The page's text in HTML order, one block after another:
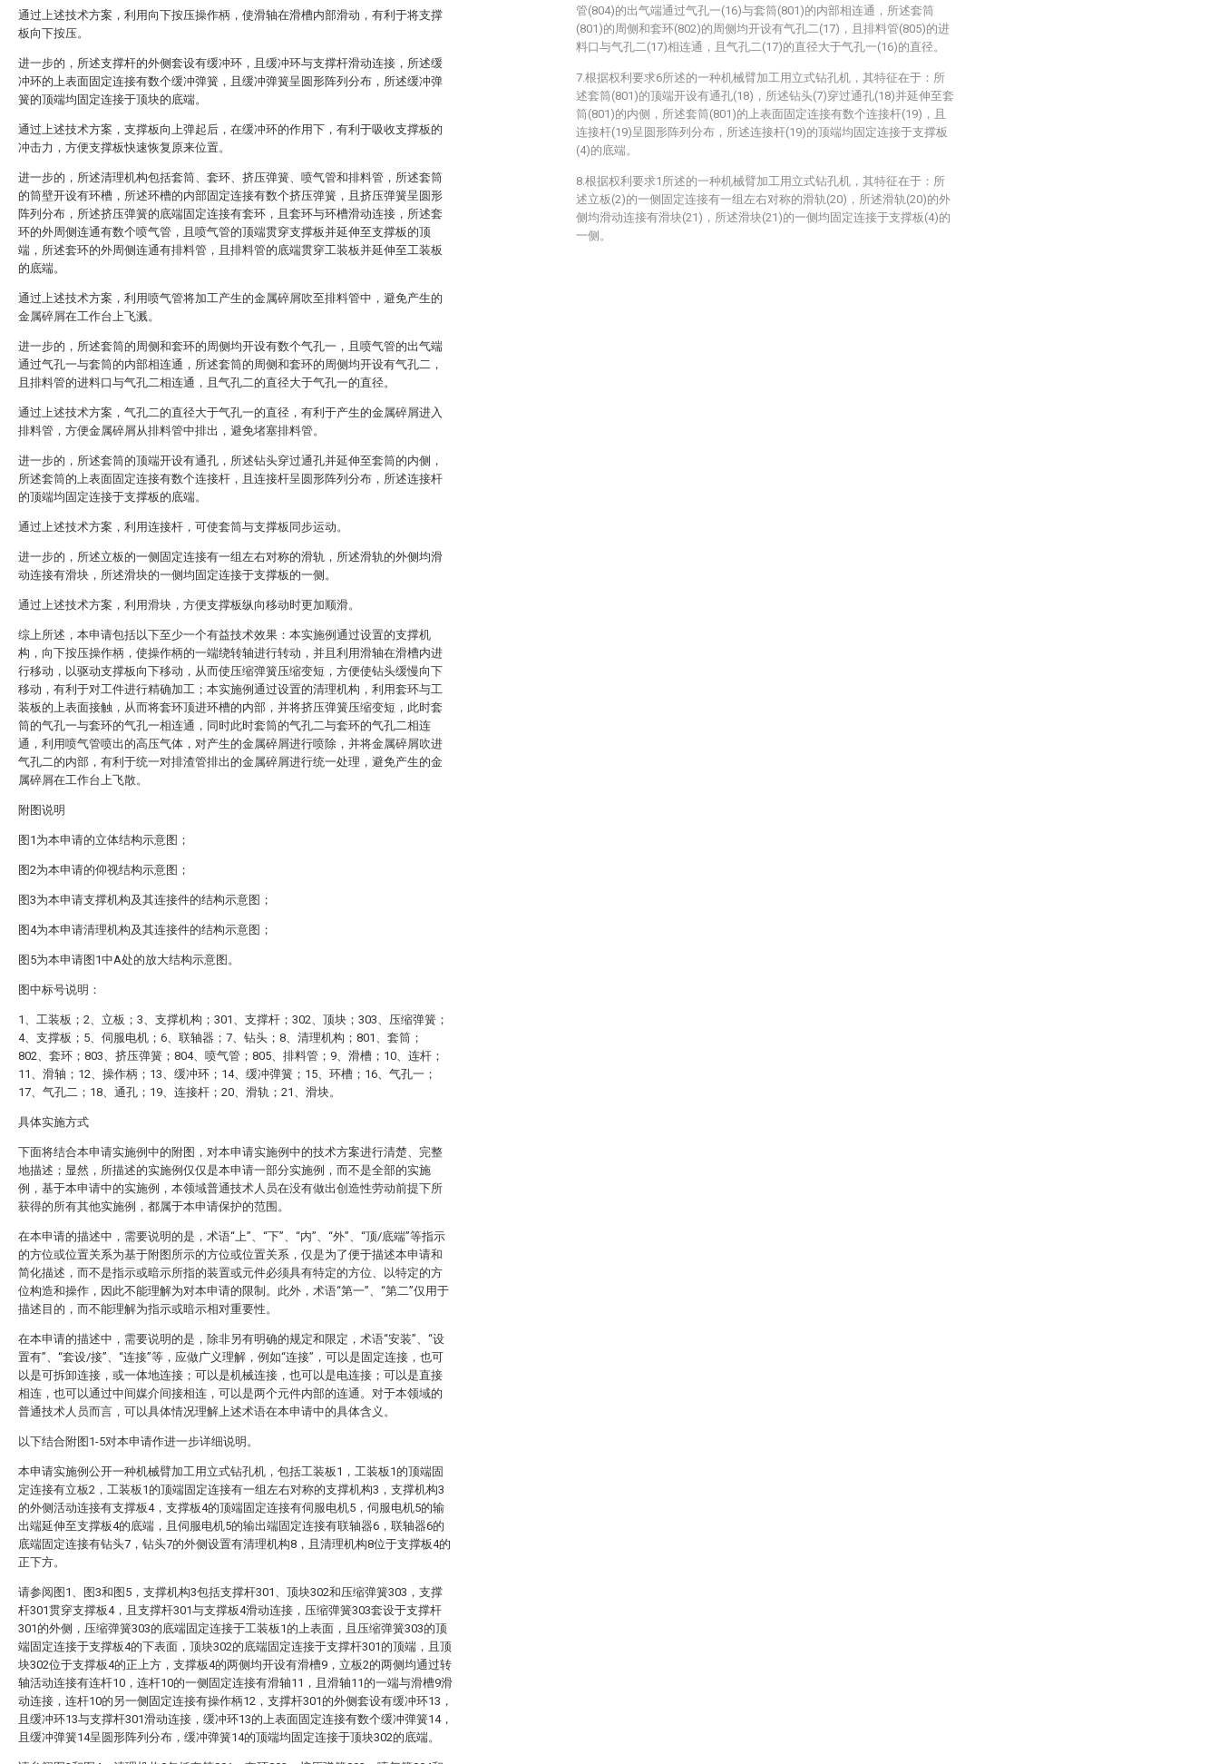
通过上述技术方案，利用向下按压操作柄，使滑轴在滑槽内部滑动，有利于将支撑
板向下按压。
进一步的，所述支撑杆的外侧套设有缓冲环，且缓冲环与支撑杆滑动连接，所述缓
冲环的上表面固定连接有数个缓冲弹簧，且缓冲弹簧呈圆形阵列分布，所述缓冲弹
簧的顶端均固定连接于顶块的底端。
通过上述技术方案，支撑板向上弹起后，在缓冲环的作用下，有利于吸收支撑板的
冲击力，方便支撑板快速恢复原来位置。
进一步的，所述清理机构包括套筒、套环、挤压弹簧、喷气管和排料管，所述套筒
的筒壁开设有环槽，所述环槽的内部固定连接有数个挤压弹簧，且挤压弹簧呈圆形
阵列分布，所述挤压弹簧的底端固定连接有套环，且套环与环槽滑动连接，所述套
环的外周侧连通有数个喷气管，且喷气管的顶端贯穿支撑板并延伸至支撑板的顶
端，所述套环的外周侧连通有排料管，且排料管的底端贯穿工装板并延伸至工装板
的底端。
通过上述技术方案，利用喷气管将加工产生的金属碎屑吹至排料管中，避免产生的
金属碎屑在工作台上飞溅。
进一步的，所述套筒的周侧和套环的周侧均开设有数个气孔一，且喷气管的出气端
通过气孔一与套筒的内部相连通，所述套筒的周侧和套环的周侧均开设有气孔二，
且排料管的进料口与气孔二相连通，且气孔二的直径大于气孔一的直径。
通过上述技术方案，气孔二的直径大于气孔一的直径，有利于产生的金属碎屑进入
排料管，方便金属碎屑从排料管中排出，避免堵塞排料管。
进一步的，所述套筒的顶端开设有通孔，所述钻头穿过通孔并延伸至套筒的内侧，
所述套筒的上表面固定连接有数个连接杆，且连接杆呈圆形阵列分布，所述连接杆
的顶端均固定连接于支撑板的底端。
通过上述技术方案，利用连接杆，可使套筒与支撑板同步运动。
进一步的，所述立板的一侧固定连接有一组左右对称的滑轨，所述滑轨的外侧均滑
动连接有滑块，所述滑块的一侧均固定连接于支撑板的一侧。
通过上述技术方案，利用滑块，方便支撑板纵向移动时更加顺滑。
综上所述，本申请包括以下至少一个有益技术效果：本实施例通过设置的支撑机
构，向下按压操作柄，使操作柄的一端绕转轴进行转动，并且利用滑轴在滑槽内进
行移动，以驱动支撑板向下移动，从而使压缩弹簧压缩变短，方便使钻头缓慢向下
移动，有利于对工件进行精确加工；本实施例通过设置的清理机构，利用套环与工
装板的上表面接触，从而将套环顶进环槽的内部，并将挤压弹簧压缩变短，此时套
筒的气孔一与套环的气孔一相连通，同时此时套筒的气孔二与套环的气孔二相连
通，利用喷气管喷出的高压气体，对产生的金属碎屑进行喷除，并将金属碎屑吹进
气孔二的内部，有利于统一对排渣管排出的金属碎屑进行统一处理，避免产生的金
属碎屑在工作台上飞散。
附图说明
图1为本申请的立体结构示意图；
图2为本申请的仰视结构示意图；
图3为本申请支撑机构及其连接件的结构示意图；
图4为本申请清理机构及其连接件的结构示意图；
图5为本申请图1中A处的放大结构示意图。
图中标号说明：
1、工装板；2、立板；3、支撑机构；301、支撑杆；302、顶块；303、压缩弹簧；
4、支撑板；5、伺服电机；6、联轴器；7、钻头；8、清理机构；801、套筒；
802、套环；803、挤压弹簧；804、喷气管；805、排料管；9、滑槽；10、连杆；
11、滑轴；12、操作柄；13、缓冲环；14、缓冲弹簧；15、环槽；16、气孔一；
17、气孔二；18、通孔；19、连接杆；20、滑轨；21、滑块。
具体实施方式
下面将结合本申请实施例中的附图，对本申请实施例中的技术方案进行清楚、完整
地描述；显然，所描述的实施例仅仅是本申请一部分实施例，而不是全部的实施
例，基于本申请中的实施例，本领域普通技术人员在没有做出创造性劳动前提下所
获得的所有其他实施例，都属于本申请保护的范围。
在本申请的描述中，需要说明的是，术语“上”、“下”、“内”、“外”、“顶/底端”等指示
的方位或位置关系为基于附图所示的方位或位置关系，仅是为了便于描述本申请和
简化描述，而不是指示或暗示所指的装置或元件必须具有特定的方位、以特定的方
位构造和操作，因此不能理解为对本申请的限制。此外，术语“第一”、“第二”仅用于
描述目的，而不能理解为指示或暗示相对重要性。
在本申请的描述中，需要说明的是，除非另有明确的规定和限定，术语“安装”、“设
置有”、“套设/接”、“连接”等，应做广义理解，例如“连接”，可以是固定连接，也可
以是可拆卸连接，或一体地连接；可以是机械连接，也可以是电连接；可以是直接
相连，也可以通过中间媒介间接相连，可以是两个元件内部的连通。对于本领域的
普通技术人员而言，可以具体情况理解上述术语在本申请中的具体含义。
以下结合附图1-5对本申请作进一步详细说明。
本申请实施例公开一种机械臂加工用立式钻孔机，包括工装板1，工装板1的顶端固
定连接有立板2，工装板1的顶端固定连接有一组左右对称的支撑机构3，支撑机构3
的外侧活动连接有支撑板4，支撑板4的顶端固定连接有伺服电机5，伺服电机5的输
出端延伸至支撑板4的底端，且伺服电机5的输出端固定连接有联轴器6，联轴器6的
底端固定连接有钻头7，钻头7的外侧设置有清理机构8，且清理机构8位于支撑板4的
正下方。
请参阅图1、图3和图5，支撑机构3包括支撑杆301、顶块302和压缩弹簧303，支撑
杆301贯穿支撑板4，且支撑杆301与支撑板4滑动连接，压缩弹簧303套设于支撑杆
301的外侧，压缩弹簧303的底端固定连接于工装板1的上表面，且压缩弹簧303的顶
端固定连接于支撑板4的下表面，顶块302的底端固定连接于支撑杆301的顶端，且顶
块302位于支撑板4的正上方，支撑板4的两侧均开设有滑槽9，立板2的两侧均通过转
轴活动连接有连杆10，连杆10的一侧固定连接有滑轴11，且滑轴11的一端与滑槽9滑
动连接，连杆10的另一侧固定连接有操作柄12，支撑杆301的外侧套设有缓冲环13，
且缓冲环13与支撑杆301滑动连接，缓冲环13的上表面固定连接有数个缓冲弹簧14，
且缓冲弹簧14呈圆形阵列分布，缓冲弹簧14的顶端均固定连接于顶块302的底端。
管(804)的出气端通过气孔一(16)与套筒(801)的内部相连通，所述套筒
(801)的周侧和套环(802)的周侧均开设有气孔二(17)，且排料管(805)的进
料口与气孔二(17)相连通，且气孔二(17)的直径大于气孔一(16)的直径。
7.根据权利要求6所述的一种机械臂加工用立式钻孔机，其特征在于：所
述套筒(801)的顶端开设有通孔(18)，所述钻头(7)穿过通孔(18)并延伸至套
筒(801)的内侧，所述套筒(801)的上表面固定连接有数个连接杆(19)，且
连接杆(19)呈圆形阵列分布，所述连接杆(19)的顶端均固定连接于支撑板
(4)的底端。
8.根据权利要求1所述的一种机械臂加工用立式钻孔机，其特征在于：所
述立板(2)的一侧固定连接有一组左右对称的滑轨(20)，所述滑轨(20)的外
侧均滑动连接有滑块(21)，所述滑块(21)的一侧均固定连接于支撑板(4)的
一侧。